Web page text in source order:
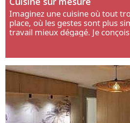
Imaginez une cuisine où tout
place, où les gestes sont plus
travail mieux dégagé. Je
aménagement adapté à votre